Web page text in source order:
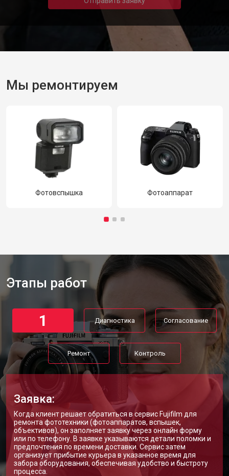
Мы ремонтируем
Фотовспышка Фотоаппарат
Этапы работ
1 Диагностика Согласование
Ремонт Контроль
Заявка:
Когда клиент решает обратиться в сервис Fujifilm для
ремонта фототехники (фотоаппаратов, вспышек,
объективов), он заполняет заявку через онлайн форму
или по телефону. В заявке указываются детали поломки и
предпочтения по времени доставки. Сервис затем
организует прибытие курьера в указанное время для
забора оборудования, обеспечивая удобство и быстроту
процесса.